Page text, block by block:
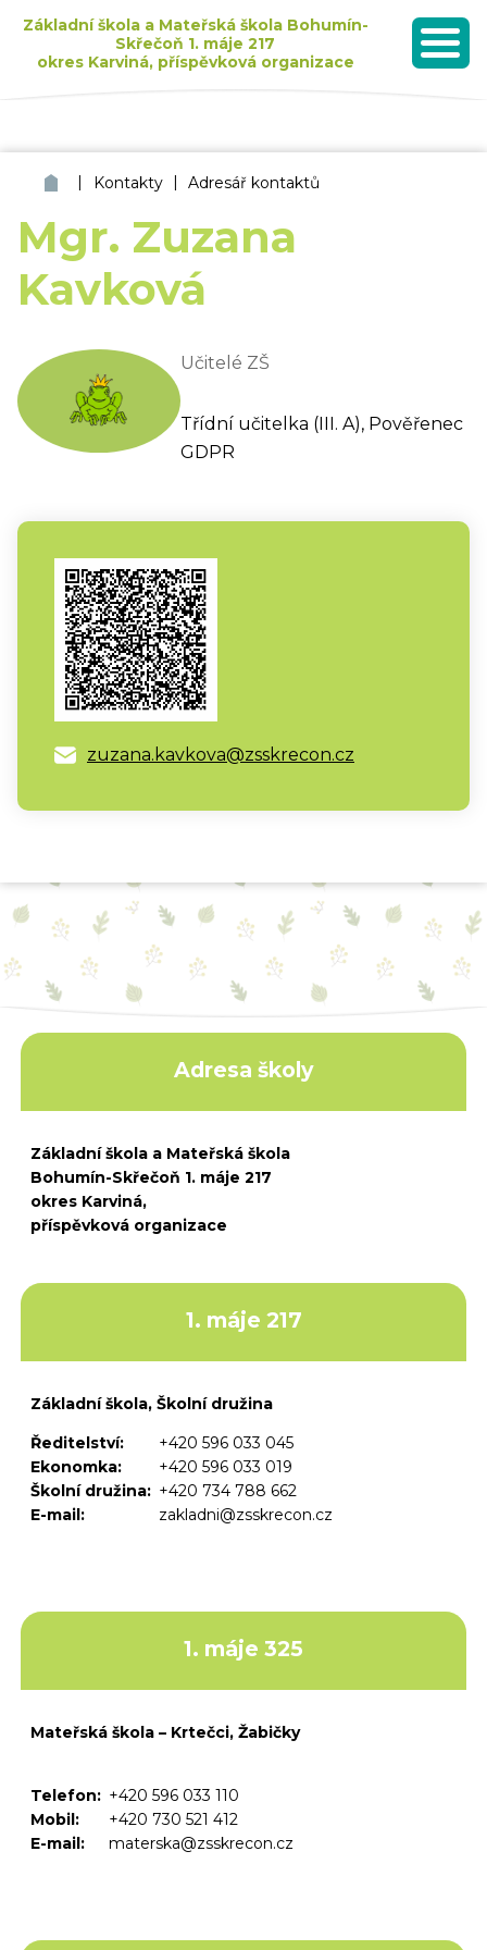
Základní škola a Mateřská škola Bohumín-
Skřečoň 1. máje 217
okres Karviná, příspěvková organizace
MENU
ZŠ a MŠ Bohumín Skřečoň
| Kontakty | Adresář kontaktů
Mgr. Zuzana
Kavková
Učitelé ZŠ
Třídní učitelka (III. A), Pověřenec
GDPR
zuzana.kavkova@zsskrecon.cz
Adresa školy
Základní škola a Mateřská škola
Bohumín-Skřečoň 1. máje 217
okres Karviná,
příspěvková organizace
1. máje 217
Základní škola, Školní družina
Ředitelství:
+420 596 033 045
Ekonomka:
+420 596 033 019
Školní družina: +420 734 788 662
E-mail:
zakladni@zsskrecon.cz
1. máje 325
Mateřská škola – Krtečci, Žabičky
Telefon: +420 596 033 110
Mobil:
+420 730 521 412
E-mail:
materska@zsskrecon.cz